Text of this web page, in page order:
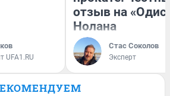
UFA1.RU
отзыв на
Нолана
Стас Соколов
Эксперт